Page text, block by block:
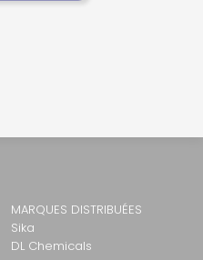
MARQUES DISTRIBUÉES
Sika
DL Chemicals